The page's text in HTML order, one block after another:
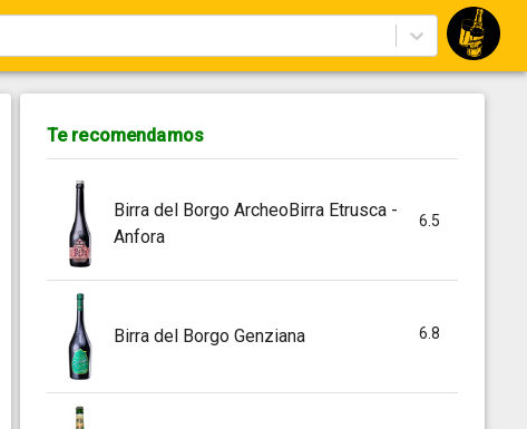
Te recomendamos
Birra del Borgo ArcheoBirra Etrusca -
Anfora
6.5
Birra del Borgo Genziana 6.8